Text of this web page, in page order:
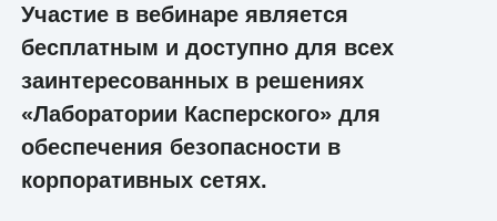
Участие в вебинаре является
бесплатным и доступно для всех
заинтересованных в решениях
«Лаборатории Касперского» для
обеспечения безопасности в
корпоративных сетях.